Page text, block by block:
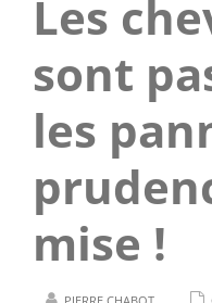
Les
sont
les
mise !